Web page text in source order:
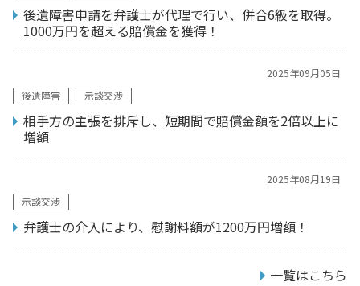
後遺障害申請を弁護士が代理で行い、併合6級を取得。
1000万円を超える賠償金を獲得！
2025年09月05日
後遺障害
示談交渉
相手方の主張を排斥し、短期間で賠償金額を2倍以上に
増額
2025年08月19日
示談交渉
弁護士の介入により、慰謝料額が1200万円増額！
一覧はこちら